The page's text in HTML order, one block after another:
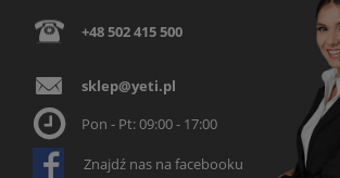
+48 502 415 500
sklep@yeti.pl
Pon - Pt: 09:00 - 17:00
Znajdź nas na facebooku